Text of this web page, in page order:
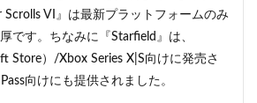
Scrolls VI』は最新プラットフォームのみ
です。ちなみに『Starfield』は、
Store）/Xbox Series X|S向けに発売さ
向けにも提供されました。